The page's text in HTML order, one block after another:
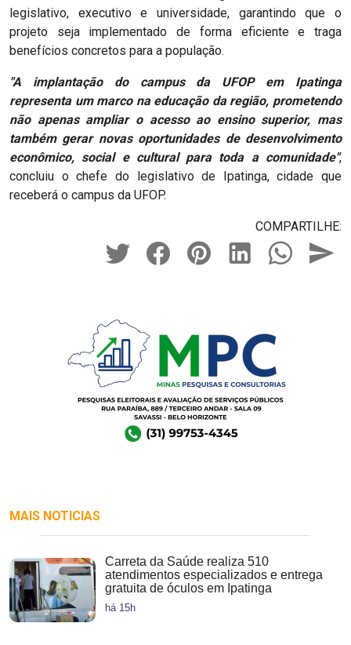
legislativo, executivo e universidade, garantindo que o
projeto seja implementado de forma eficiente e traga
benefícios concretos para a população.
"A implantação do campus da UFOP em Ipatinga
representa um marco na educação da região, prometendo
não apenas ampliar o acesso ao ensino superior, mas
também gerar novas oportunidades de desenvolvimento
econômico, social e cultural para toda a comunidade",
concluiu o chefe do legislativo de Ipatinga, cidade que
receberá o campus da UFOP.
COMPARTILHE:
MAIS NOTICIAS
Carreta da Saúde realiza 510
atendimentos especializados e entrega
gratuita de óculos em Ipatinga
há 15h